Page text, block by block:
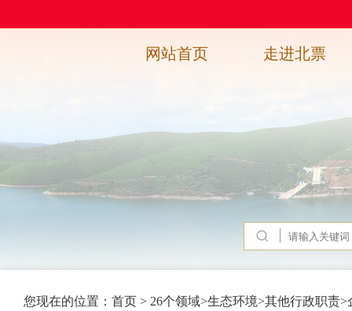
网站首页 走进北票
您现在的位置： 首页 > 26个领域>生态环境>其他行政职责>